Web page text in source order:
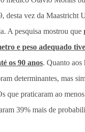
desta vez da Maastricht
A pesquisa mostrou que
e peso adequado
os 90 anos. Quanto aos
determinantes, mas
que praticaram ao
39% mais de